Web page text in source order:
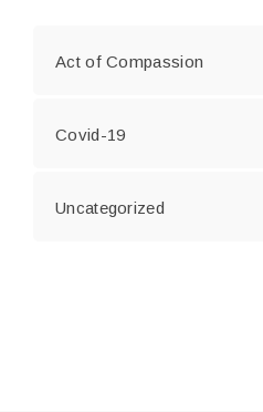
Act of Compassion
Covid-19
Uncategorized